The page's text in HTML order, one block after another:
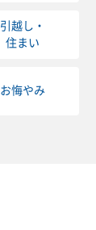
引越し・
住まい
お悔やみ